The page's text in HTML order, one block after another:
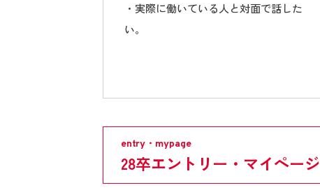
・実際に働いている人と対面で話した
い。
28卒エントリー・マイページ